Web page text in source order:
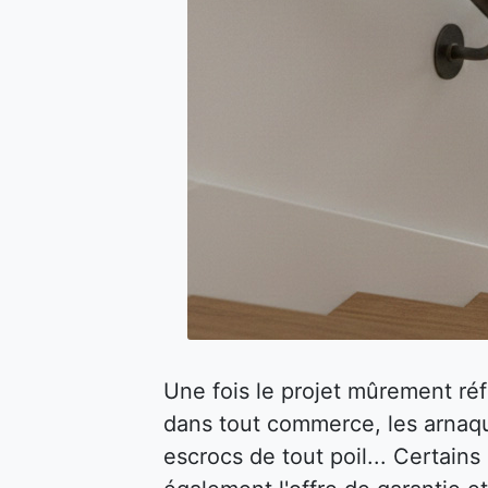
Une fois le projet mûrement
dans tout commerce, les
escrocs de tout poil...